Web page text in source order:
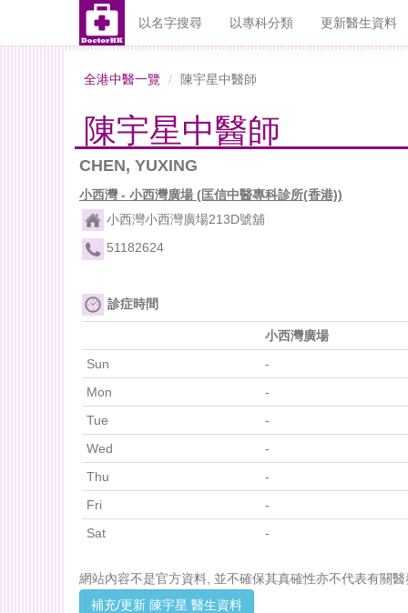
以名字搜尋 以專科分類 更新醫生資料
全港中醫一覽 陳宇星中醫師
陳宇星中醫師
CHEN, YUXING
小西灣 - 小西灣廣場 (匡信中醫專科診所(香港))
小西灣小西灣廣場213D號舖
51182624
診症時間
小西灣廣場
Sun
-
Mon
-
Tue
-
Wed
-
Thu
-
Fri
-
Sat
-
網站內容不是官方資料, 並不確保其真確性亦不代表有關
補充/更新 陳宇星 醫生資料